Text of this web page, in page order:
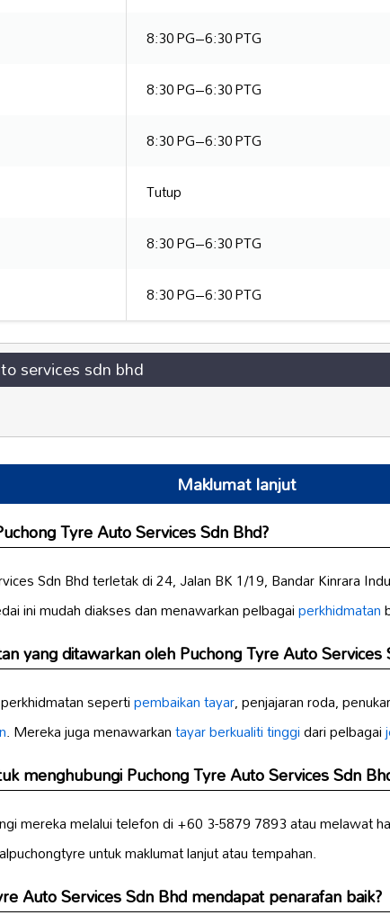
8:30 PG–6:30 PTG
8:30 PG–6:30 PTG
8:30 PG–6:30 PTG
Tutup
8:30 PG–6:30 PTG
8:30 PG–6:30 PTG
services sdn bhd
Maklumat lanjut
Tyre Auto Services Sdn Bhd?
Sdn Bhd terletak di 24, Jalan BK 1/19, Bandar Kinrara
ini mudah diakses dan menawarkan pelbagaiperkhidmatan
yang ditawarkan oleh Puchong Tyre Auto Services
sepertipembaikan tayar, penjajaran roda,
. Mereka juga menawarkantayar berkualiti tinggidari pelbagai
menghubungi Puchong Tyre Auto Services Sdn
mereka melalui telefon di +60 3-5879 7893 atau melawat
untuk maklumat lanjut atau tempahan.
Auto Services Sdn Bhd mendapat penarafan baik?